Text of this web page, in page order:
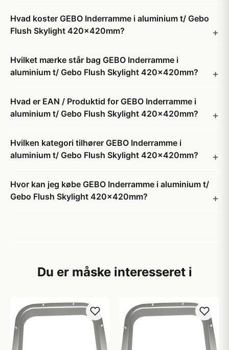
Hvad koster GEBO Inderramme i aluminium t/ Gebo
Flush Skylight 420x420mm?
Hvilket mærke står bag GEBO Inderramme i
aluminium t/ Gebo Flush Skylight 420x420mm?
Hvad er EAN / Produktid for GEBO Inderramme i
aluminium t/ Gebo Flush Skylight 420x420mm?
Hvilken kategori tilhører GEBO Inderramme i
aluminium t/ Gebo Flush Skylight 420x420mm?
Hvor kan jeg købe GEBO Inderramme i aluminium t/
Gebo Flush Skylight 420x420mm?
Du er måske interesseret i